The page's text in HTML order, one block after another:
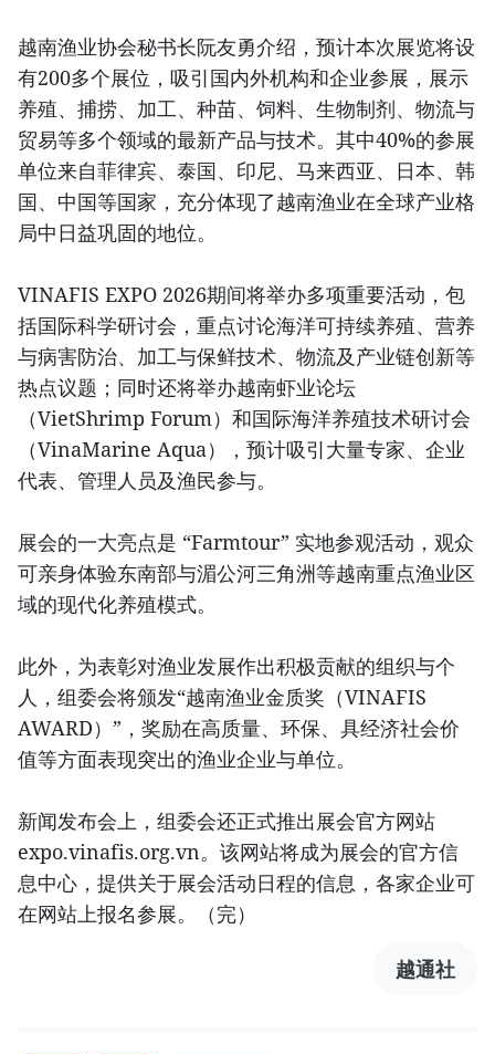
越南渔业协会秘书长阮友勇介绍，预计本次展览将设
有200多个展位，吸引国内外机构和企业参展，展示
养殖、捕捞、加工、种苗、饲料、生物制剂、物流与
贸易等多个领域的最新产品与技术。其中40%的参展
单位来自菲律宾、泰国、印尼、马来西亚、日本、韩
国、中国等国家，充分体现了越南渔业在全球产业格
局中日益巩固的地位。
VINAFIS EXPO 2026期间将举办多项重要活动，包
括国际科学研讨会，重点讨论海洋可持续养殖、营养
与病害防治、加工与保鲜技术、物流及产业链创新等
热点议题；同时还将举办越南虾业论坛
（VietShrimp Forum）和国际海洋养殖技术研讨会
（VinaMarine Aqua），预计吸引大量专家、企业
代表、管理人员及渔民参与。
展会的一大亮点是 “Farmtour” 实地参观活动，观众
可亲身体验东南部与湄公河三角洲等越南重点渔业区
域的现代化养殖模式。
此外，为表彰对渔业发展作出积极贡献的组织与个
人，组委会将颁发“越南渔业金质奖（VINAFIS
AWARD）”，奖励在高质量、环保、具经济社会价
值等方面表现突出的渔业企业与单位。
新闻发布会上，组委会还正式推出展会官方网站
expo.vinafis.org.vn。该网站将成为展会的官方信
息中心，提供关于展会活动日程的信息，各家企业可
在网站上报名参展。（完）
越通社